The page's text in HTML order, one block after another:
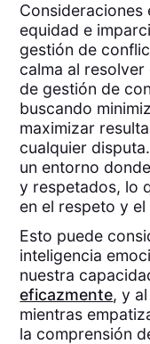
equidad e
gestión de
calma al
de gestión de
buscando
maximizar
cualquier
un entorno
y respetados, lo
en el respeto y
Esto puede
inteligencia
nuestra
eficazmente, y
mientras
la comprensión